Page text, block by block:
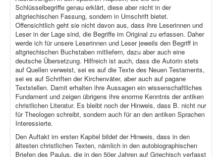
Schlüsselbegriffe genau erklärt, diese aber nicht in der
altgriechischen Fassung, sondern in Umschrift bietet.
Offensichtlich geht sie nicht davon aus, dass ihre Leserinnen und
Leser in der Lage sind, die Begriffe im Original zu erfassen. Daher
werde ich für unsere Leserinnen und Leser jeweils den Begriff in
altgriechischen Buchstaben mitliefern, dazu aber auch eine
deutsche Übersetzung. Hilfreich ist auch, dass die Autorin stets
auf Quellen verweist, sei es auf die Texte des Neuen Testaments,
sei es auf Schriften der Kirchenväter, aber auch auf pagane
Textstellen. Damit erhalten ihre Aussagen ein wissenschaftliches
Fundament und zeigen übrigens ihre enorme Kenntnis der antiken
christlichen Literatur. Es bleibt noch der Hinweis, dass B. nicht nur
für Theologen schreibt, sondern auch für an den antiken Sprachen
Interessierte.
Den Auftakt im ersten Kapitel bildet der Hinweis, dass in den
ältesten christlichen Texten, nämlich in den autobiographischen
Briefen des Paulus, die in den 50er Jahren auf Griechisch verfasst